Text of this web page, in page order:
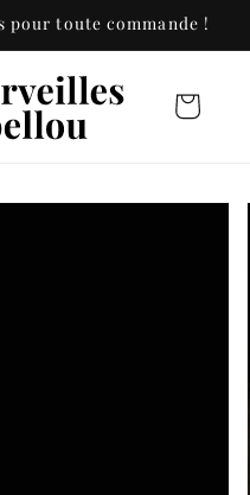
toute commande !
Panier